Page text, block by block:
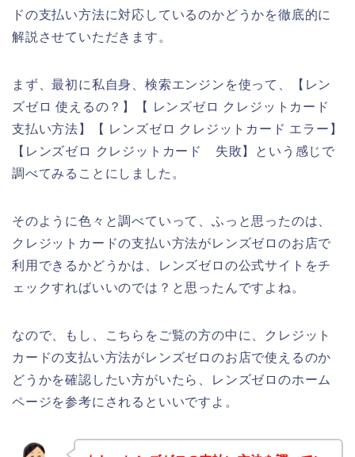
ドの支払い方法に対応しているのかどうかを徹底的に
解説させていただきます。
まず、最初に私自身、検索エンジンを使って、【レン
ズゼロ 使えるの？】【 レンズゼロ クレジットカード
支払い方法】【 レンズゼロ クレジットカード エラー】
【レンズゼロ クレジットカード 失敗】という感じで
調べてみることにしました。
そのように色々と調べていって、ふっと思ったのは、
クレジットカードの支払い方法がレンズゼロのお店で
利用できるかどうかは、レンズゼロの公式サイトをチ
ェックすればいいのでは？と思ったんですよね。
なので、もし、こちらをご覧の方の中に、クレジット
カードの支払い方法がレンズゼロのお店で使えるのか
どうかを確認したい方がいたら、レンズゼロのホーム
ページを参考にされるといいですよ。